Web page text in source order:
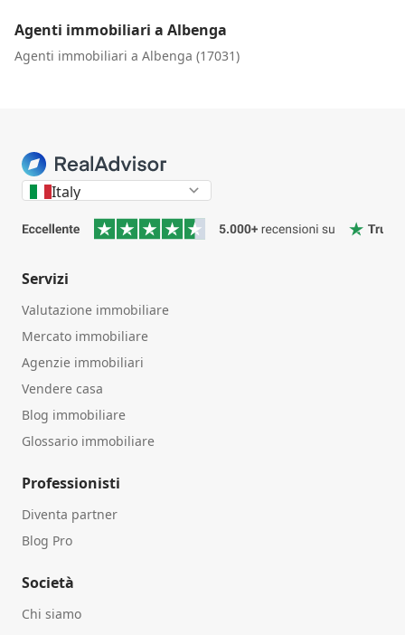
Agenti immobiliari a Albenga
Agenti immobiliari a Albenga (17031)
Italy
Servizi
Valutazione immobiliare
Mercato immobiliare
Agenzie immobiliari
Vendere casa
Blog immobiliare
Glossario immobiliare
Professionisti
Diventa partner
Blog Pro
Società
Chi siamo